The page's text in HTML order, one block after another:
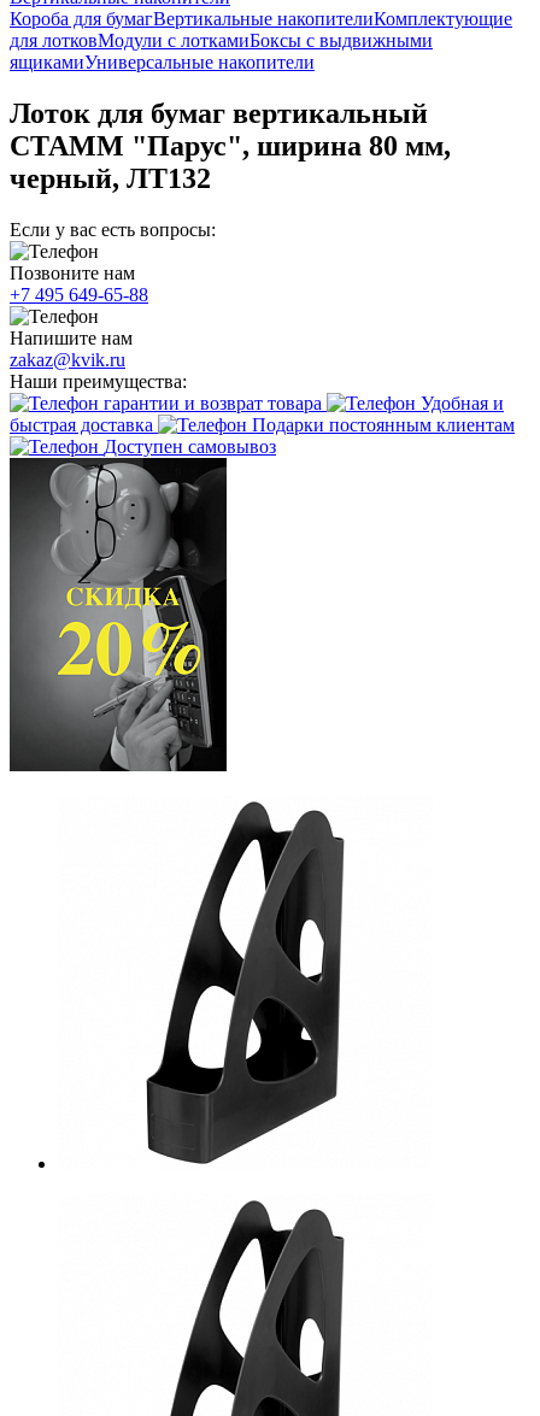
Короба для бумагВертикальные накопителиКомплектующие
для лотковМодули с лоткамиБоксы с выдвижными
ящикамиУниверсальные накопители
Лоток для бумаг вертикальный
СТАММ "Парус", ширина 80 мм,
черный, ЛТ132
Если у вас есть вопросы:
Позвоните нам
+7 495 649-65-88
Напишите нам
zakaz@kvik.ru
Наши преимущества:
гарантии и возврат товара
Удобная и
быстрая доставка
Подарки постоянным клиентам
Доступен самовывоз